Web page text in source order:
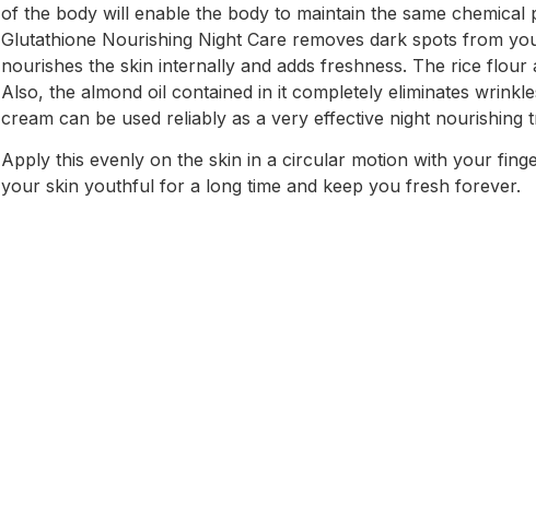
of the body will enable the body to maintain the same
Glutathione Nourishing Night Care removes dark spots from
nourishes the skin internally and adds freshness. The rice
Also, the almond oil contained in it completely eliminates
cream can be used reliably as a very effective night nourishing
Apply this evenly on the skin in a circular motion with your
your skin youthful for a long time and keep you fresh forever.